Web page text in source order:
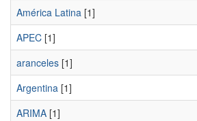
América Latina [1]
APEC [1]
aranceles [1]
Argentina [1]
ARIMA [1]